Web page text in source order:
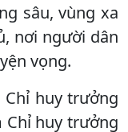
sâu, vùng xa
nơi người dân
vọng.
huy trưởng
Chỉ huy trưởng